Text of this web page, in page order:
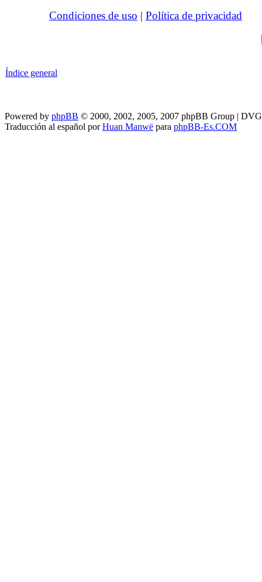
Condiciones de uso | Política de privacidad
Índice general
Powered by phpBB © 2000, 2002, 2005, 2007 phpBB Group |
Traducción al español porHuan Manwë para phpBB-Es.COM